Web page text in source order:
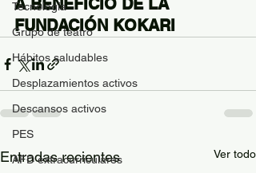
Tecnología
Grupo de teatro
Hábitos saludables
Desplazamientos activos
Descansos activos
PES
AFD extracurriculares
A BENEFICIO DE LA
FUNDACIÓN KOKARI
Entradas recientes Ver todo